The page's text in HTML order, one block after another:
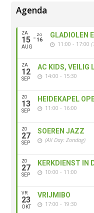
Agenda
ZA
15
AUG
ZO
16
GLADIOLEN
11:00 - 17:00
ZA
12
SEP
AC KIDS, VEILIG
14:00 - 15:30
ZO
13
SEP
HEIDEKAPEL
11:00 - 16:00
ZO
27
SEP
SOEREN JAZZ
(All Day: Zondag)
ZO
27
SEP
KERKDIENST IN
10:00 - 11:00
VR
23
OKT
VRIJMIBO
17:00 - 19:30